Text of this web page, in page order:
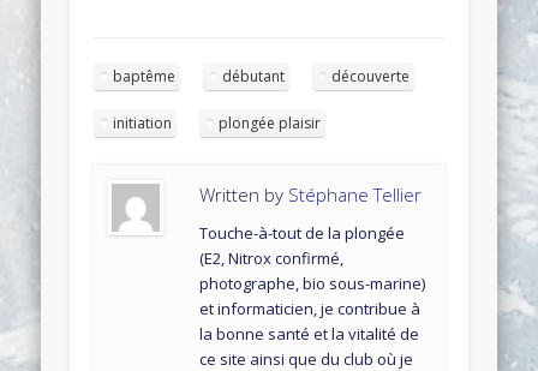
baptême débutant découverte
initiation plongée plaisir
Written by Stéphane Tellier
Touche-à-tout de la plongée
(E2, Nitrox confirmé,
photographe, bio sous-marine)
et informaticien, je contribue à
la bonne santé et la vitalité de
ce site ainsi que du club où je